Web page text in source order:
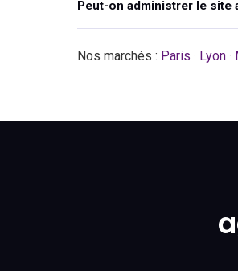
Peut-on administrer le site
Nos marchés : Paris · Lyon ·